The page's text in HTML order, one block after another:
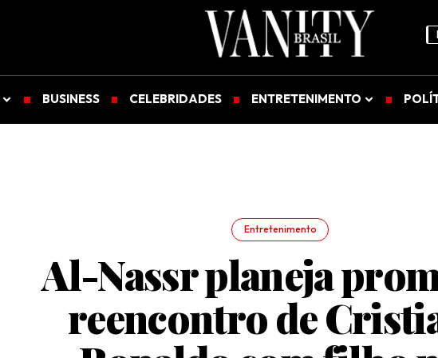
BUSINESS CELEBRIDADES ENTRETENIMENTO
Entretenimento
Al-Nassr planeja
reencontro de